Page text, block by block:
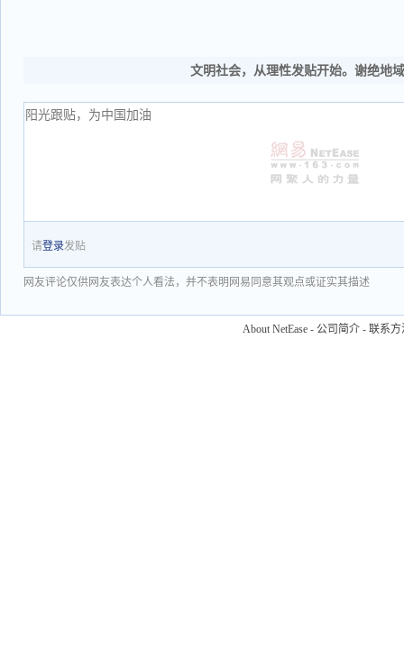
文明社会，从理性发贴开始。谢绝地
请登录发贴
网友评论仅供网友表达个人看法，并不表明网易同意其观点或证实其描述
About NetEase - 公司简介 - 联系方